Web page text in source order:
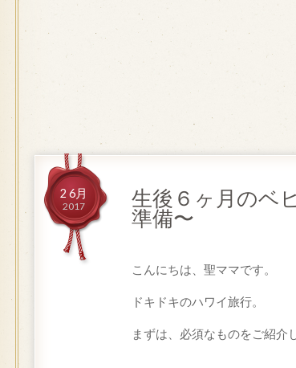
生後６ヶ月のベ
準備〜
2 6月
2017
こんにちは、聖ママです。
ドキドキのハワイ旅行。
まずは、必須なものをご紹介